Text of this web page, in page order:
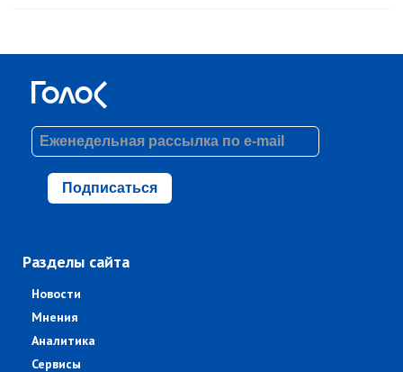
Подписаться
Разделы сайта
Новости
Мнения
Аналитика
Сервисы